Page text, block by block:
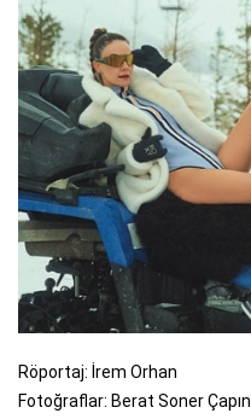
Röportaj: İrem Orhan
Fotoğraflar: Berat Soner Çapın